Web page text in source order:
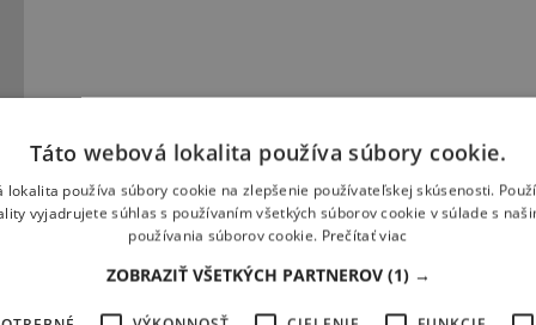
protiváhu #1
Táto webová lokalita používa súbory cookie.
lokalita používa súbory cookie na zlepšenie používateľskej skúsenosti.
vyjadrujete súhlas s používaním všetkých súborov cookie v súlade s
používania súborov cookie. Prečítať viac
ZOBRAZIŤ VŠETKÝCH PARTNEROV (1) →